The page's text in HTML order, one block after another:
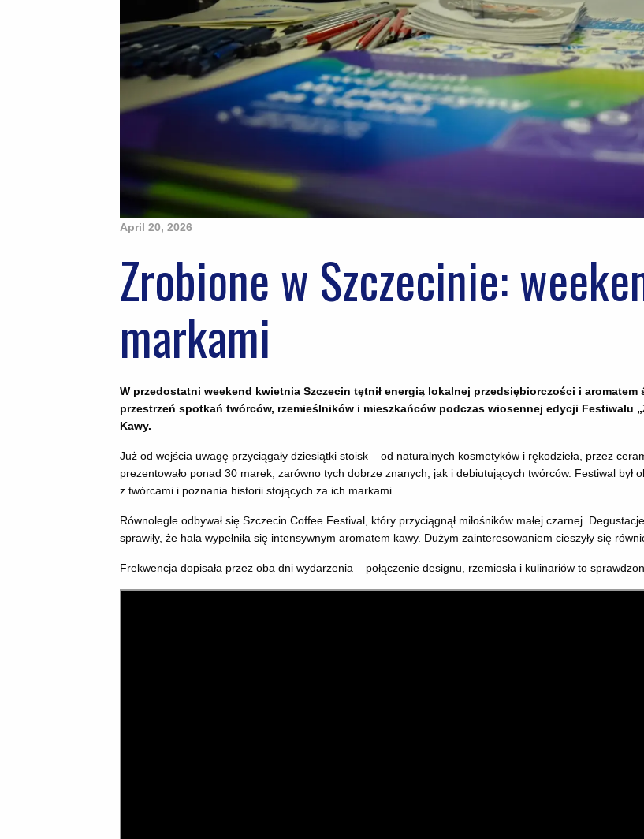
April 20, 2026
Zrobione w Szczecinie:
markami
W przedostatni weekend kwietnia Szczecin tętnił energią lokalnej przedsiębiorczości i aromatem
przestrzeń spotkań twórców, rzemieślników i mieszkańców podczas wiosennej edycji Festiwalu
Kawy.
Już od wejścia uwagę przyciągały dziesiątki stoisk – od naturalnych kosmetyków i rękodzieła, przez
prezentowało ponad 30 marek, zarówno tych dobrze znanych, jak i debiutujących twórców. Festiwal
z twórcami i poznania historii stojących za ich markami.
Równolegle odbywał się Szczecin Coffee Festival, który przyciągnął miłośników małej czarnej.
sprawiły, że hala wypełniła się intensywnym aromatem kawy. Dużym zainteresowaniem cieszyły się
Frekwencja dopisała przez oba dni wydarzenia – połączenie designu, rzemiosła i kulinariów to